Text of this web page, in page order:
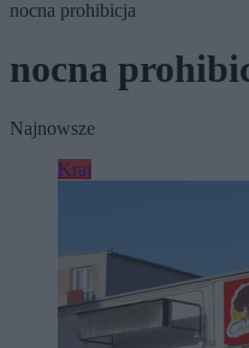
nocna prohibicja
nocna
Najnowsze
Kraj